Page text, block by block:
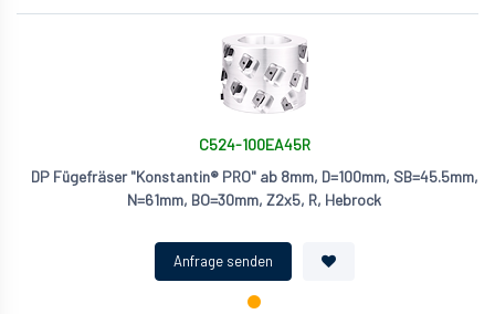
C524-100EA45R
DP Fügefräser "Konstantin® PRO" ab 8mm, D=100mm, SB=45.5mm,
N=61mm, BO=30mm, Z2x5, R, Hebrock